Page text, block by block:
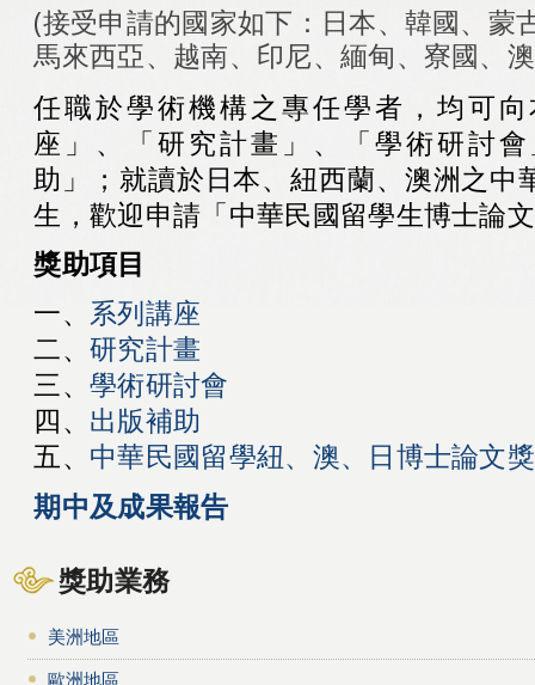
(接受申請的國家如下：日本、韓國、蒙
馬來西亞、越南、印尼、緬甸、寮國、
任職於學術機構之專任學者，均可
座」、「研究計畫」、「學術研討
助」；就讀於日本、紐西蘭、澳洲之中
生，歡迎申請「中華民國留學生博士論
獎助項目
一、 系列講座
二、 研究計畫
三、 學術研討會
四、 出版補助
五、 中華民國留學紐、澳、日博士論文
期中及成果報告
獎助業務
美洲地區
歐洲地區